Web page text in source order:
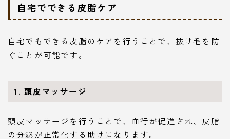
自宅でできる皮脂ケア
自宅でもできる皮脂のケアを行うことで、抜け毛を防
ぐことが可能です。
1. 頭皮マッサージ
頭皮マッサージを行うことで、血行が促進され、皮脂
の分泌が正常化する助けになります。